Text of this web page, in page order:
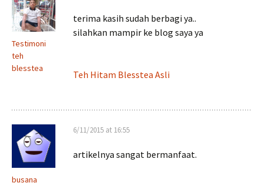
Testimoni
teh
blesstea
terima kasih sudah berbagi ya..
silahkan mampir ke blog saya ya
Teh Hitam Blesstea Asli
busana
6/11/2015 at 16:55
artikelnya sangat bermanfaat.